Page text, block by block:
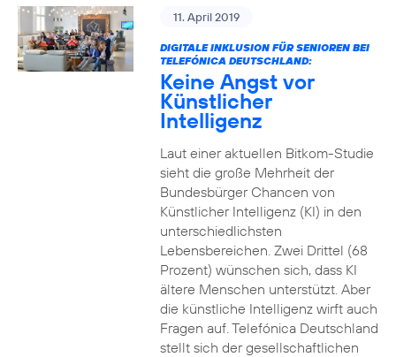
11. April 2019
DIGITALE INKLUSION FÜR SENIOREN BEI
TELEFÓNICA DEUTSCHLAND:
Keine Angst vor
Künstlicher
Intelligenz
Laut einer aktuellen Bitkom-Studie
sieht die große Mehrheit der
Bundesbürger Chancen von
Künstlicher Intelligenz (KI) in den
unterschiedlichsten
Lebensbereichen. Zwei Drittel (68
Prozent) wünschen sich, dass KI
ältere Menschen unterstützt. Aber
die künstliche Intelligenz wirft auch
Fragen auf. Telefónica Deutschland
stellt sich der gesellschaftlichen